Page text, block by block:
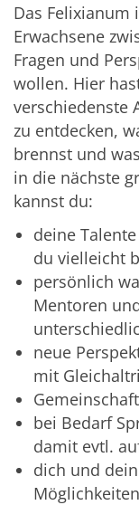
Das
Erwachsene
Fragen und
wollen. Hier
verschiedenste
zu entdecken,
brennst und
in die nächste
kannst du:
deine
du vielleicht
persönlich
Mentoren
neue
mit
bei Bedarf
damit evtl.
dich und